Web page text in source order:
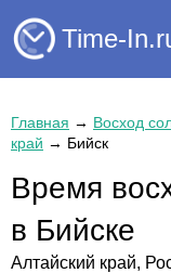
Time-
Главная → Восход
край → Бийск
Время
в Бийске
Алтайский край,